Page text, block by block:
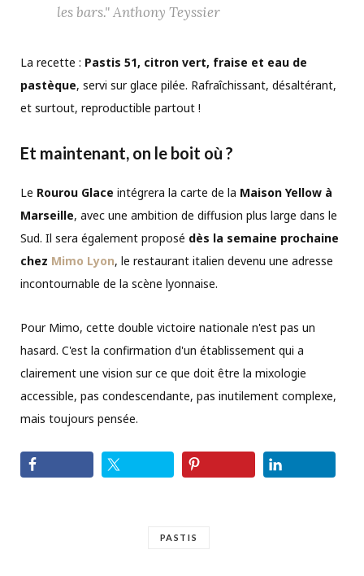
les bars."Anthony Teyssier
La recette : Pastis 51, citron vert, fraise et eau de
pastèque, servi sur glace pilée. Rafraîchissant, désaltérant,
et surtout, reproductible partout !
Et maintenant, on le boit où ?
Le Rourou Glace intégrera la carte de la Maison Yellow à
Marseille, avec une ambition de diffusion plus large dans le
Sud. Il sera également proposé dès la semaine prochaine
chez Mimo Lyon, le restaurant italien devenu une adresse
incontournable de la scène lyonnaise.
Pour Mimo, cette double victoire nationale n'est pas un
hasard. C'est la confirmation d'un établissement qui a
clairement une vision sur ce que doit être la mixologie
accessible, pas condescendante, pas inutilement complexe,
mais toujours pensée.
PASTIS